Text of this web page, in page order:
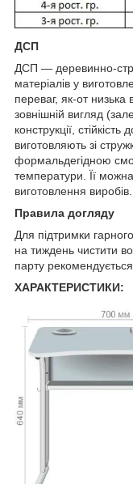
ДСП
ДСП — деревинно-
матеріалів у
переваг, як-от низька
зовнішній вигляд
конструкції,
виготовляють зі
формальдегідною
температури. Її
виготовлення виробів.
Правила догляду
Для підтримки
на тиждень чистити
парту
ХАРАКТЕРИСТИКИ: